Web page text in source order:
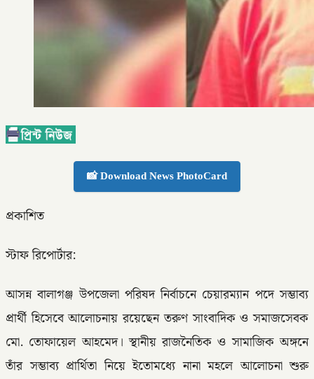
📸 Download News PhotoCard
প্রকাশিত
স্টাফ রিপোর্টার:
আসন্ন বালাগঞ্জ উপজেলা পরিষদ নির্বাচনে চেয়ারম্যান পদে সম্ভাব্য
প্রার্থী হিসেবে আলোচনায় রয়েছেন তরুণ সাংবাদিক ও সমাজসেবক
মো. তোফায়েল আহমেদ। স্থানীয় রাজনৈতিক ও সামাজিক অঙ্গনে
তাঁর সম্ভাব্য প্রার্থিতা নিয়ে ইতোমধ্যে নানা মহলে আলোচনা শুরু